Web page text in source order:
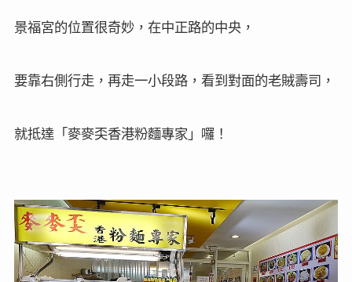
景福宮的位置很奇妙，在中正路的中央，
要靠右側行走，再走一小段路，看到對面的老賊壽司，
就抵達「麥麥奀香港粉麵專家」囉！